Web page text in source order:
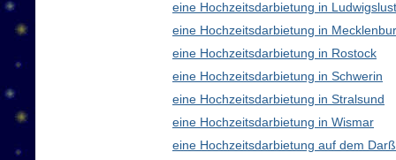
eine Hochzeitsdarbietung in Ludwigslust
eine Hochzeitsdarbietung in
eine Hochzeitsdarbietung in Rostock
eine Hochzeitsdarbietung in Schwerin
eine Hochzeitsdarbietung in Stralsund
eine Hochzeitsdarbietung in Wismar
eine Hochzeitsdarbietung auf dem Darß